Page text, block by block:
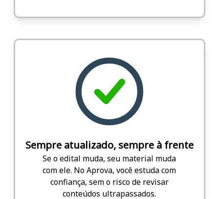
Sempre atualizado, sempre à frente
Se o edital muda, seu material muda
com ele. No Aprova, você estuda com
confiança, sem o risco de revisar
conteúdos ultrapassados.